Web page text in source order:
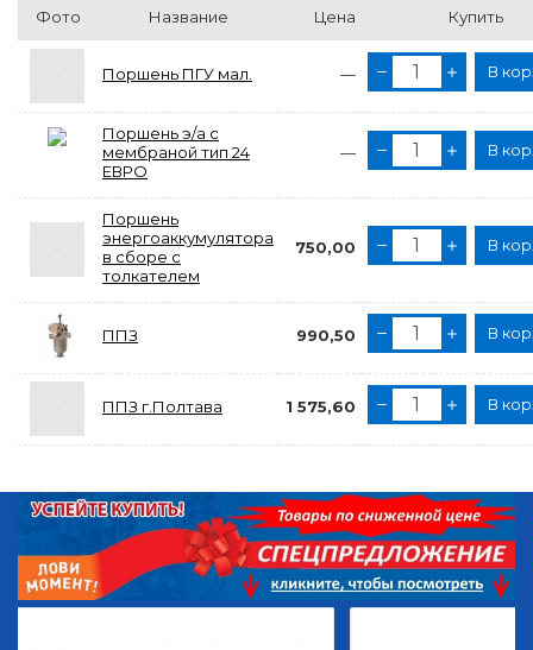
Фото Название Цена Купить
Поршень ПГУ мал. — В
Поршень э/а с
мембраной тип 24
ЕВРО
— В
Поршень
энергоаккумулятора
в сборе с
толкателем
750,00 В
ППЗ 990,50 В
ППЗ г.Полтава 1 575,60 В